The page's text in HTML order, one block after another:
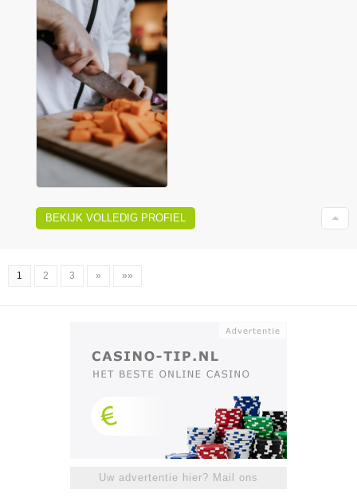
BEKIJK VOLLEDIG PROFIEL
1 2 3 » »»
Uw advertentie hier? Mail ons